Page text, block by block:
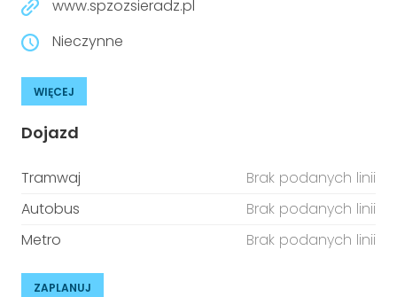
www.spzozsieradz.pl
Nieczynne
WIĘCEJ
Dojazd
Tramwaj
Brak podanych linii
Autobus
Brak podanych linii
Metro
Brak podanych linii
ZAPLANUJ